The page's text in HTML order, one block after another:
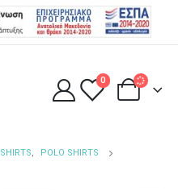
0
,
POLO SHIRTS